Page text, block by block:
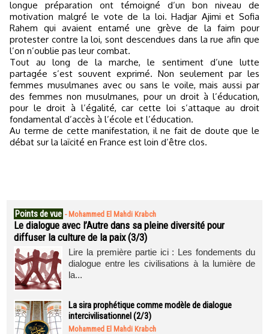
longue préparation ont témoigné d’un bon niveau de
motivation malgré le vote de la loi. Hadjar Ajimi et Sofia
Rahem qui avaient entamé une grève de la faim pour
protester contre la loi, sont descendues dans la rue afin que
l’on n’oublie pas leur combat.
Tout au long de la marche, le sentiment d’une lutte
partagée s’est souvent exprimé. Non seulement par les
femmes musulmanes avec ou sans le voile, mais aussi par
des femmes non musulmanes, pour un droit à l’éducation,
pour le droit à l’égalité, car cette loi s’attaque au droit
fondamental d’accès à l’école et l’éducation.
Au terme de cette manifestation, il ne fait de doute que le
débat sur la laïcité en France est loin d’être clos.
Points de vue - Mohammed El Mahdi Krabch
Le dialogue avec l’Autre dans sa pleine diversité pour
diffuser la culture de la paix (3/3)
Lire la première partie ici : Les fondements du
dialogue entre les civilisations à la lumière de
la...
La sira prophétique comme modèle de dialogue
intercivilisationnel (2/3)
Mohammed El Mahdi Krabch